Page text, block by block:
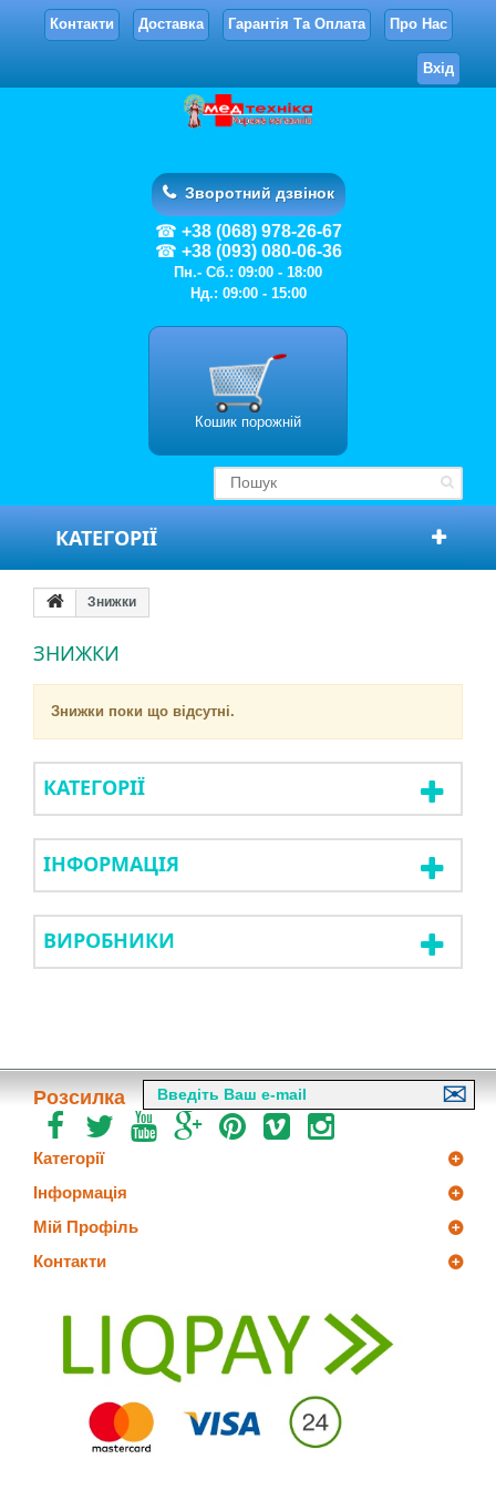
Контакти Доставка Гарантія Та Оплата Про Нас
Вхід
Зворотний дзвінок
+38 (068) 978-26-67
+38 (093) 080-06-36
Пн.- Сб.: 09:00 - 18:00
Нд.: 09:00 - 15:00
Кошик порожній
КАТЕГОРІЇ
Знижки
ЗНИЖКИ
Знижки поки що відсутні.
КАТЕГОРІЇ
ІНФОРМАЦІЯ
ВИРОБНИКИ
Розсилка
Категорії
Інформація
Мій Профіль
Контакти